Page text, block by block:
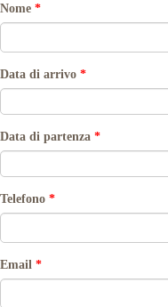
Nome *
Data di arrivo *
Data di partenza *
Telefono *
Email *